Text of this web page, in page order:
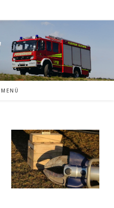
MENÜ